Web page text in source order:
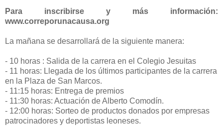
Para inscribirse y más información:
www.correporunacausa.org
La mañana se desarrollará de la siguiente manera:
- 10 horas : Salida de la carrera en el Colegio Jesuitas
- 11 horas: Llegada de los últimos participantes de la carrera
en la Plaza de San Marcos.
- 11:15 horas: Entrega de premios
- 11:30 horas: Actuación de Alberto Comodín.
- 12:00 horas: Sorteo de productos donados por empresas
patrocinadores y deportistas leoneses.